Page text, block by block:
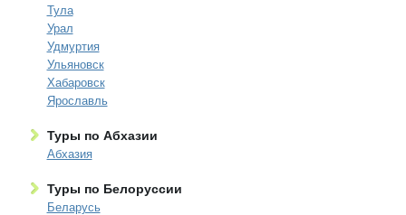
Тула
Урал
Удмуртия
Ульяновск
Хабаровск
Ярославль
Туры по Абхазии
Абхазия
Туры по Белоруссии
Беларусь